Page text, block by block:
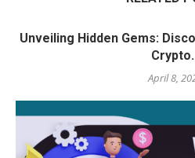
Unveiling Hidden Gems:
April 8,